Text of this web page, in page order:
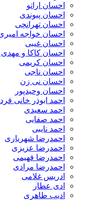
احسان اراتو
احسان پیوندی
احسان تهرانچی
احسان خواجه امیری
احسان غیبی
احسان کاکا و مهدی کاکازاده
احسان کریمی
احسان ناجی
احسان نی زن
احسان وحیدپور
احمد ابوذر خانی فرد
احمد سعیدی
احمد صفایی
احمد نایبی
احمدرضا شهریاری
احمدرضا عزیزی
احمدرضا فهیمی
احمدرضا مرادی
ادریس غلامی
ادی عطار
ادیب طاهری